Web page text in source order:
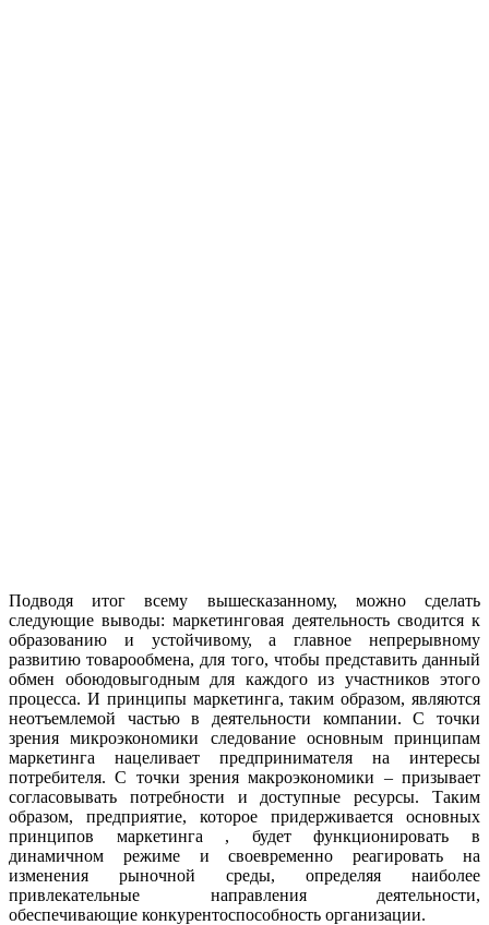
Подводя итог всему вышесказанному, можно сделать
следующие выводы: маркетинговая деятельность сводится к
образованию и устойчивому, а главное непрерывному
развитию товарообмена, для того, чтобы представить данный
обмен обоюдовыгодным для каждого из участников этого
процесса. И принципы маркетинга, таким образом, являются
неотъемлемой частью в деятельности компании. С точки
зрения микроэкономики следование основным принципам
маркетинга нацеливает предпринимателя на интересы
потребителя. С точки зрения макроэкономики – призывает
согласовывать потребности и доступные ресурсы. Таким
образом, предприятие, которое придерживается основных
принципов маркетинга , будет функционировать в
динамичном режиме и своевременно реагировать на
изменения рыночной среды, определяя наиболее
привлекательные направления деятельности,
обеспечивающие конкурентоспособность организации.